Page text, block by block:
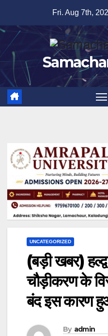
content
Fri. Aug 7th,
UNCATEGORIZED
(बड़ी खबर)
चौड़ीकरण के
बंद इस कारण
By admin